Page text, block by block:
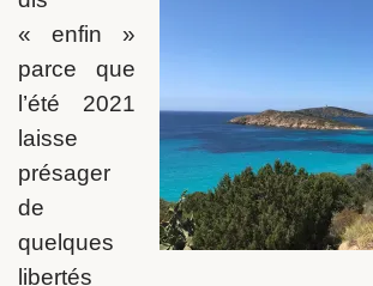
« enfin »
parce que
l’été 2021
laisse
présager
de
quelques
libertés